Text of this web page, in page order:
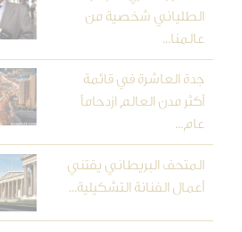
الطلياني شخصية من
عالمنا...
جدة العاشرة في قائمة
أكثر مدن العالم ازدحاماً
عام...
المتحف البريطاني يقتني
أعمال الفنانة التشكيلية...